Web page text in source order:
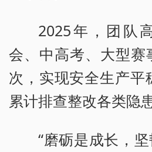
2025年，团队
会、中高考、大型赛
次，实现安全生产平
累计排查整改各类隐
“磨砺是成长，